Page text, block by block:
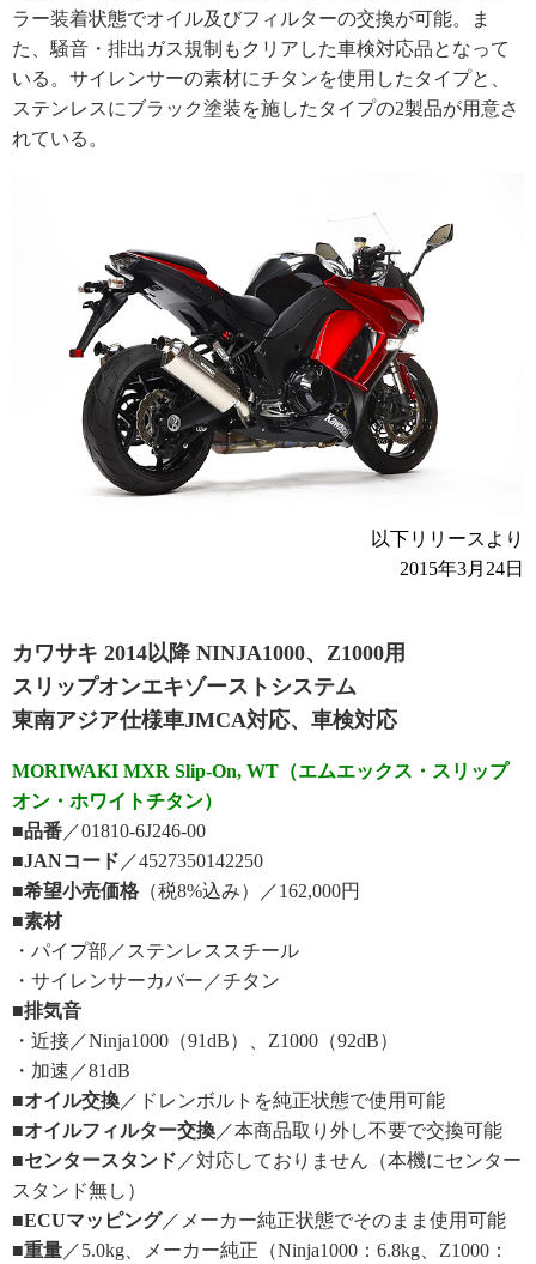
ラー装着状態でオイル及びフィルターの交換が可能。ま
た、騒音・排出ガス規制もクリアした車検対応品となって
いる。サイレンサーの素材にチタンを使用したタイプと、
ステンレスにブラック塗装を施したタイプの2製品が用意さ
れている。
以下リリースより
2015年3月24日
カワサキ 2014以降 NINJA1000、Z1000用
スリップオンエキゾーストシステム
東南アジア仕様車JMCA対応、車検対応
MORIWAKI MXR Slip-On, WT（エムエックス・スリップ
オン・ホワイトチタン）
■品番 ／01810-6J246-00
■JANコード ／4527350142250
■希望小売価格 （税8%込み）／162,000円
■素材
・パイプ部／ステンレススチール
・サイレンサーカバー／チタン
■排気音
・近接／Ninja1000（91dB）、Z1000（92dB）
・加速／81dB
■オイル交換 ／ドレンボルトを純正状態で使用可能
■オイルフィルター交換 ／本商品取り外し不要で交換可能
■センタースタンド ／対応しておりません（本機にセンター
スタンド無し）
■ECUマッピング／メーカー純正状態でそのまま使用可能
■重量 ／5.0kg、メーカー純正（Ninja1000：6.8kg、Z1000：